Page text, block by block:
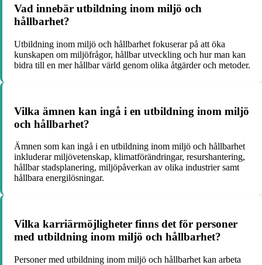
Vad innebär utbildning inom miljö och
hållbarhet?
Utbildning inom miljö och hållbarhet fokuserar på att öka
kunskapen om miljöfrågor, hållbar utveckling och hur man kan
bidra till en mer hållbar värld genom olika åtgärder och metoder.
Vilka ämnen kan ingå i en utbildning inom miljö
och hållbarhet?
Ämnen som kan ingå i en utbildning inom miljö och hållbarhet
inkluderar miljövetenskap, klimatförändringar, resurshantering,
hållbar stadsplanering, miljöpåverkan av olika industrier samt
hållbara energilösningar.
Vilka karriärmöjligheter finns det för personer
med utbildning inom miljö och hållbarhet?
Personer med utbildning inom miljö och hållbarhet kan arbeta